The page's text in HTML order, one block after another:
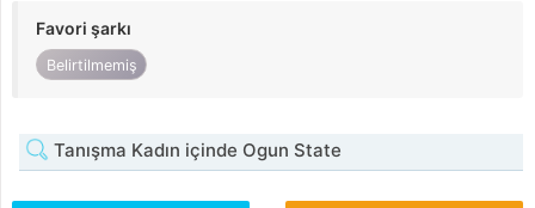
Favori şarkı
Belirtilmemiş
Tanışma Kadın içinde Ogun State